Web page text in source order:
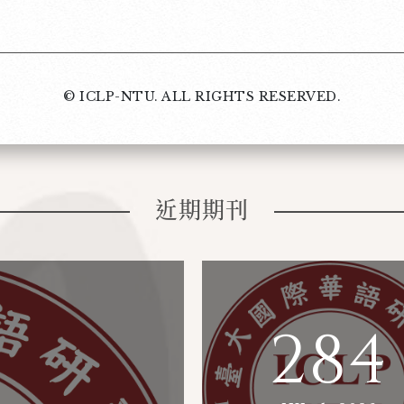
© ICLP-NTU. ALL RIGHTS RESERVED.
近期期刊
284